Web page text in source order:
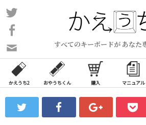
コ
ン
ン
ツ
ス
ッ
すべてのキーボードが あなた
い
合
わ
フ
ォ
かえうち2 おやうちくん 購入 マニュアル